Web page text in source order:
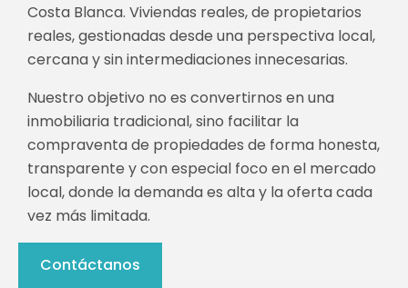
Costa Blanca. Viviendas reales, de propietarios
reales, gestionadas desde una perspectiva local,
cercana y sin intermediaciones innecesarias.
Nuestro objetivo no es convertirnos en una
inmobiliaria tradicional, sino facilitar la
compraventa de propiedades de forma honesta,
transparente y con especial foco en el mercado
local, donde la demanda es alta y la oferta cada
vez más limitada.
Contáctanos